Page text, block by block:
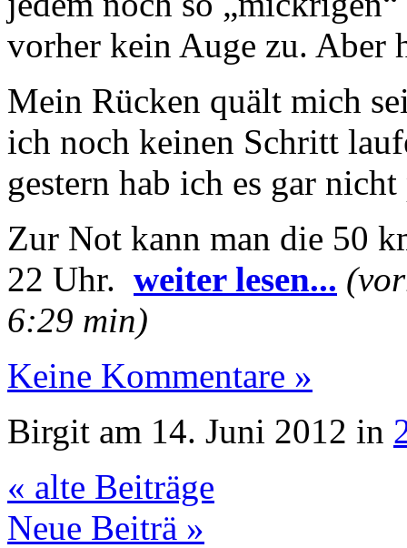
vorher kein Auge zu. Aber
Mein Rücken quält mich
ich noch keinen Schritt
gestern hab ich es gar
Zur Not kann man die 50
22 Uhr. weiter lesen...
6:29 min)
Keine Kommentare »
Birgit am 14. Juni 2012 in
« alte Beiträge
Neue Beiträ »